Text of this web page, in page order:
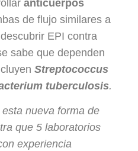
anticuerpos
de flujo similares a
EPI contra
sabe que dependen
Streptococcus
tuberculosis.
nueva forma de
que 5 laboratorios
experiencia